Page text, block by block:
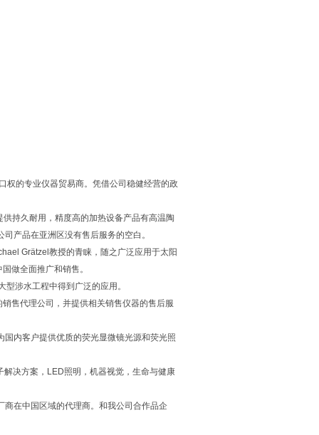
权的专业仪器贸易商。凭借公司稳健经营的政
持久耐用，精度高的加热设备产品有高温陶
产品在亚洲区没有售后服务的空白。
Grätzel教授的青睐，随之广泛应用于太阳
做全面推广和销售。
涉水工程中得到广泛的应用。
售代理公司，并提供相关销售仪器的售后服
内客户提供优质的荧光显微镜光源和荧光照
决方案，LED照明，机器视觉，生命与健康
在中国区域的代理商。和我公司合作品企